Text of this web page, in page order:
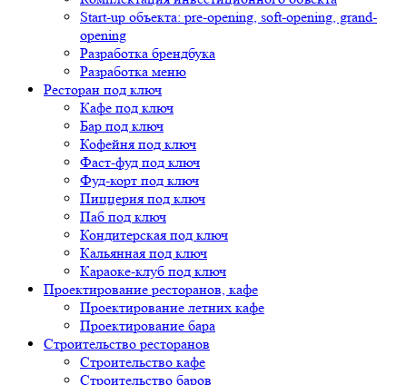
Start-up объекта: pre-opening, soft-opening, grand-
opening
Разработка брендбука
Разработка меню
Ресторан под ключ
Кафе под ключ
Бар под ключ
Кофейня под ключ
Фаст-фуд под ключ
Фуд-корт под ключ
Пиццерия под ключ
Паб под ключ
Кондитерская под ключ
Кальянная под ключ
Караоке-клуб под ключ
Проектирование ресторанов, кафе
Проектирование летних кафе
Проектирование бара
Строительство ресторанов
Строительство кафе
Строительство баров